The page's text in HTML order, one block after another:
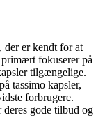
er kendt for at
fokuserer på
tilgængelige.
tassimo kapsler,
forbrugere.
gode tilbud og